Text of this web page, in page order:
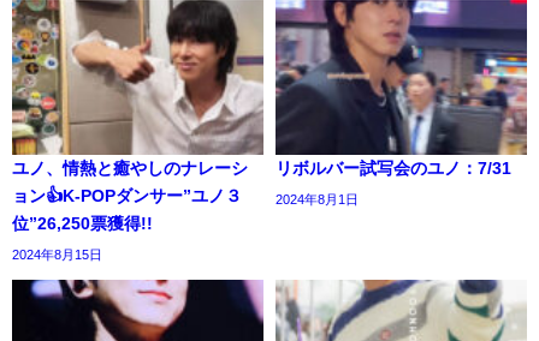
ユノ、情熱と癒やしのナレーシ
ョン👍K-POPダンサー”ユノ３
位”26,250票獲得!!
2024年8月15日
リボルバー試写会のユノ：7/31
2024年8月1日